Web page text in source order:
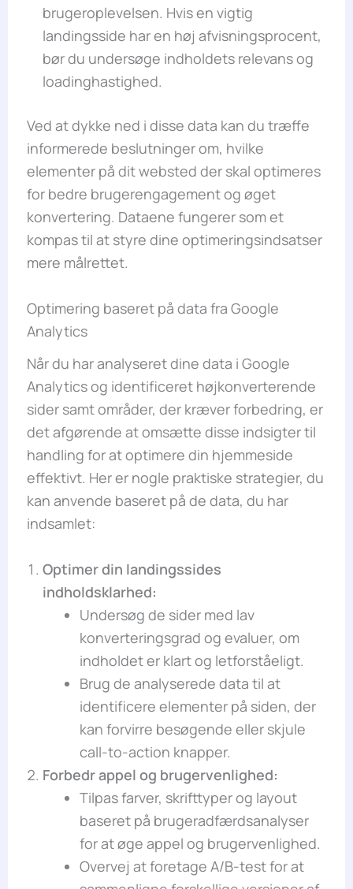
brugeroplevelsen. Hvis en vigtig
landingsside har en høj afvisningsprocent,
bør du undersøge indholdets relevans og
loadinghastighed.
Ved at dykke ned i disse data kan du træffe
informerede beslutninger om, hvilke
elementer på dit websted der skal optimeres
for bedre brugerengagement og øget
konvertering. Dataene fungerer som et
kompas til at styre dine optimeringsindsatser
mere målrettet.
Optimering baseret på data fra Google
Analytics
Når du har analyseret dine data i Google
Analytics og identificeret højkonverterende
sider samt områder, der kræver forbedring, er
det afgørende at omsætte disse indsigter til
handling for at optimere din hjemmeside
effektivt. Her er nogle praktiske strategier, du
kan anvende baseret på de data, du har
indsamlet:
Optimer din landingssides
indholdsklarhed:
Undersøg de sider med lav
konverteringsgrad og evaluer, om
indholdet er klart og letforståeligt.
Brug de analyserede data til at
identificere elementer på siden, der
kan forvirre besøgende eller skjule
call-to-action knapper.
Forbedr appel og brugervenlighed:
Tilpas farver, skrifttyper og layout
baseret på brugeradfærdsanalyser
for at øge appel og brugervenlighed.
Overvej at foretage A/B-test for at